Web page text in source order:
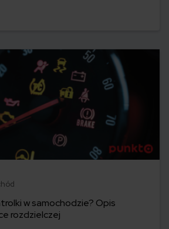
po dwóch latach. Po tym czasie
w samochodzie? Opis
rozdzielczej